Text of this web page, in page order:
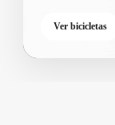
Ver bicicletas